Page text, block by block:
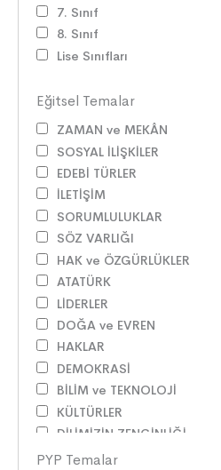
7. Sınıf
8. Sınıf
Lise Sınıfları
Eğitsel Temalar
ZAMAN ve MEKÂN
SOSYAL İLİŞKİLER
EDEBİ TÜRLER
İLETİŞİM
SORUMLULUKLAR
SÖZ VARLIĞI
HAK ve ÖZGÜRLÜKLER
ATATÜRK
LİDERLER
DOĞA ve EVREN
HAKLAR
DEMOKRASİ
BİLİM ve TEKNOLOJİ
KÜLTÜRLER
DİLİMİZİN ZENGİNLİĞİ
KİŞİSEL GELİŞİM
PYP Temalar